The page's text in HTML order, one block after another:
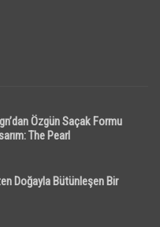
Özgün Saçak Formu
The Pearl
Doğayla Bütünleşen Bir